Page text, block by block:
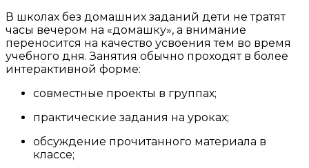
В школах без домашних заданий дети не тратят
часы вечером на «домашку», а внимание
переносится на качество усвоения тем во время
учебного дня. Занятия обычно проходят в более
интерактивной форме:
совместные проекты в группах;
практические задания на уроках;
обсуждение прочитанного материала в
классе;